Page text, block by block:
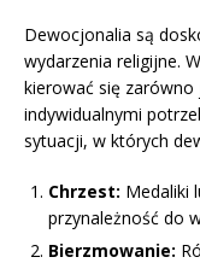
Dewocjonalia są
wydarzenia religijne.
kierować się
indywidualnymi
sytuacji, w których
Chrzest: Medaliki
przynależność do
Bierzmowanie: